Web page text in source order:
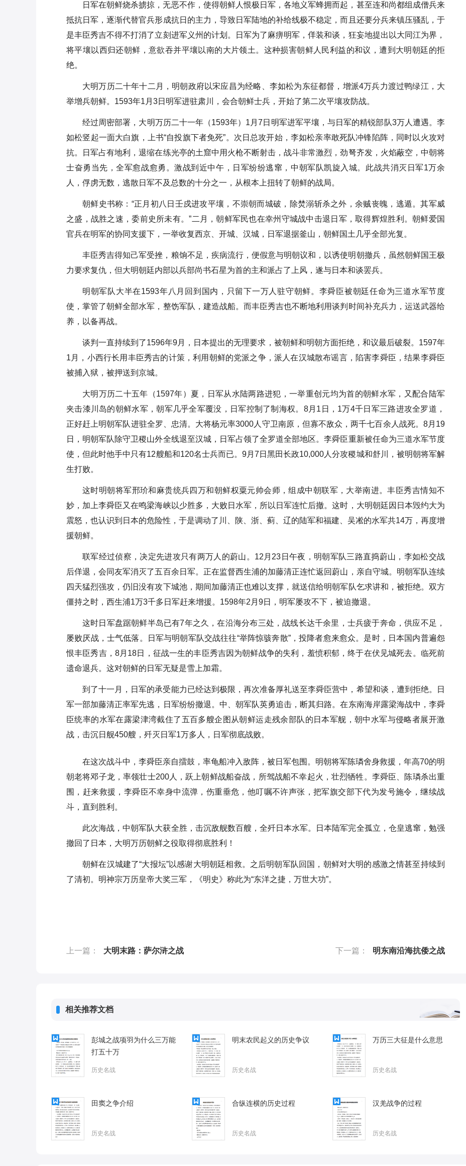
日军在朝鲜烧杀掳掠，无恶不作，使得朝鲜人恨极日军，各地义军蜂拥而起，甚至连和尚都组成僧兵来
抵抗日军，逐渐代替官兵形成抗日的主力，导致日军陆地的补给线极不稳定，而且还要分兵来镇压骚乱，于
是丰臣秀吉不得不打消了立刻进军义州的计划。日军为了麻痹明军，佯装和谈，狂妄地提出以大同江为界，
将平壤以西归还朝鲜，意欲吞并平壤以南的大片领土。这种损害朝鲜人民利益的和议，遭到大明朝廷的拒
绝。
大明万历二十年十二月，明朝政府以宋应昌为经略、李如松为东征都督，增派4万兵力渡过鸭绿江，大
举增兵朝鲜。1593年1月3日明军进驻肃川，会合朝鲜士兵，开始了第二次平壤攻防战。
经过周密部署，大明万历二十一年（1593年）1月7日明军进军平壤，与日军的精锐部队3万人遭遇。李
如松竖起一面大白旗，上书“自投旗下者免死”。次日总攻开始，李如松亲率敢死队冲锋陷阵，同时以火攻对
抗。日军占有地利，退缩在练光亭的土窟中用火枪不断射击，战斗非常激烈，劲弩齐发，火焰蔽空，中朝将
士奋勇当先，全军愈战愈勇。激战到近中午，日军纷纷逃窜，中朝军队凯旋入城。此战共消灭日军1万余
人，俘虏无数，逃散日军不及总数的十分之一，从根本上扭转了朝鲜的战局。
朝鲜史书称：“正月初八日壬戍进攻平壤，不崇朝而城破，除焚溺斩杀之外，余贼丧魄，逃遁。其军威
之盛，战胜之速，委前史所未有。”二月，朝鲜军民也在幸州守城战中击退日军，取得辉煌胜利。朝鲜爱国
官兵在明军的协同支援下，一举收复西京、开城、汉城，日军退据釜山，朝鲜国土几乎全部光复。
丰臣秀吉得知己军受挫，粮饷不足，疾病流行，便假意与明朝议和，以诱使明朝撤兵，虽然朝鲜国王极
力要求复仇，但大明朝廷内部以兵部尚书石星为首的主和派占了上风，遂与日本和谈罢兵。
明朝军队大半在1593年八月回到国内，只留下一万人驻守朝鲜。李舜臣被朝廷任命为三道水军节度
使，掌管了朝鲜全部水军，整饬军队，建造战船。而丰臣秀吉也不断地利用谈判时间补充兵力，运送武器给
养，以备再战。
谈判一直持续到了1596年9月，日本提出的无理要求，被朝鲜和明朝方面拒绝，和议最后破裂。1597年
1月，小西行长用丰臣秀吉的计策，利用朝鲜的党派之争，派人在汉城散布谣言，陷害李舜臣，结果李舜臣
被捕入狱，被押送到京城。
大明万历二十五年（1597年）夏，日军从水陆两路进犯，一举重创元均为首的朝鲜水军，又配合陆军
夹击漆川岛的朝鲜水军，朝军几乎全军覆没，日军控制了制海权。8月1日，1万4千日军三路进攻全罗道，
正好赶上明朝军队进驻全罗、忠清。大将杨元率3000人守卫南原，但寡不敌众，两千七百余人战死。8月19
日，明朝军队除守卫稷山外全线退至汉城，日军占领了全罗道全部地区。李舜臣重新被任命为三道水军节度
使，但此时他手中只有12艘船和120名士兵而已。9月7日黑田长政10,000人分攻稷城和舒川，被明朝将军解
生打败。
这时明朝将军邢玠和麻贵统兵四万和朝鲜权粟元帅会师，组成中朝联军，大举南进。丰臣秀吉情知不
妙，加上李舜臣又在鸣梁海峡以少胜多，大败日水军，所以日军连忙后撤。这时，大明朝廷因日本毁约大为
震怒，也认识到日本的危险性，于是调动了川、陕、浙、蓟、辽的陆军和福建、吴凇的水军共14万，再度增
援朝鲜。
联军经过侦察，决定先进攻只有两万人的蔚山。12月23日午夜，明朝军队三路直捣蔚山，李如松交战
后佯退，会同友军消灭了五百余日军。正在监督西生浦的加藤清正连忙返回蔚山，亲自守城。明朝军队连续
四天猛烈强攻，仍旧没有攻下城池，期间加藤清正也难以支撑，就送信给明朝军队乞求讲和，被拒绝。双方
僵持之时，西生浦1万3千多日军赶来增援。1598年2月9日，明军屡攻不下，被迫撤退。
这时日军盘踞朝鲜半岛已有7年之久，在沿海分布三处，战线长达千余里，士兵疲于奔命，供应不足，
屡败厌战，士气低落。日军与明朝军队交战往往“举阵惊骇奔散”，投降者愈来愈众。是时，日本国内普遍怨
恨丰臣秀吉，8月18日，征战一生的丰臣秀吉因为朝鲜战争的失利，羞愤积郁，终于在伏见城死去。临死前
遗命退兵。这对朝鲜的日军无疑是雪上加霜。
到了十一月，日军的承受能力已经达到极限，再次准备厚礼送至李舜臣营中，希望和谈，遭到拒绝。日
军一部加藤清正率军先逃，日军纷纷撤退。中、朝军队英勇追击，断其归路。在东南海岸露梁海战中，李舜
臣统率的水军在露梁津湾截住了五百多艘企图从朝鲜运走残余部队的日本军舰，朝中水军与侵略者展开激
战，击沉日舰450艘，歼灭日军1万多人，日军彻底战败。
在这次战斗中，李舜臣亲自擂鼓，率龟船冲入敌阵，被日军包围。明朝将军陈璘舍身救援，年高70的明
朝老将邓子龙，率领壮士200人，跃上朝鲜战船奋战，所驾战船不幸起火，壮烈牺牲。李舜臣、陈璘杀出重
围，赶来救援，李舜臣不幸身中流弹，伤重垂危，他叮嘱不许声张，把军旗交部下代为发号施令，继续战
斗，直到胜利。
此次海战，中朝军队大获全胜，击沉敌舰数百艘，全歼日本水军。日本陆军完全孤立，仓皇逃窜，勉强
撤回了日本，大明万历朝鲜之役取得彻底胜利！
朝鲜在汉城建了“大报坛”以感谢大明朝廷相救。之后明朝军队回国，朝鲜对大明的感激之情甚至持续到
了清初。明神宗万历皇帝大奖三军，《明史》称此为“东洋之捷，万世大功”。
上一篇： 大明末路：萨尔浒之战 下一篇： 明东南沿海抗倭之战
相关推荐文档
彭城之战项羽为什么三万能
打五十万
历史名战
明末农民起义的历史争议
历史名战
万历三大征是什么意思
历史名战
田窦之争介绍
历史名战
合纵连横的历史过程
历史名战
汉羌战争的过程
历史名战